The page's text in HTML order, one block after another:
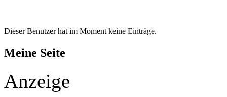
Dieser Benutzer hat im Moment keine Einträge.
Meine Seite
Anzeige